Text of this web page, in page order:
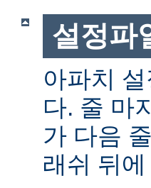
설정파
아파치
다. 줄 마
가 다음
래쉬 뒤